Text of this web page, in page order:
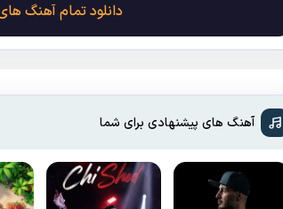
دانلود تمام آهنگ
آهنگ های پیشنهادی برای شما